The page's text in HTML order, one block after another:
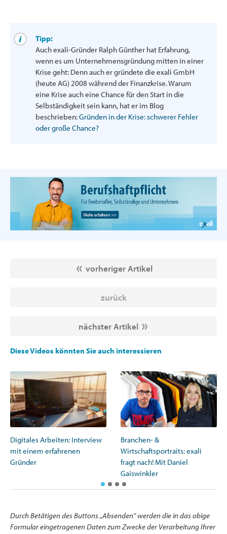
Tipp:
Auch exali-Gründer Ralph Günther hat Erfahrung,
wenn es um Unternehmensgründung mitten in einer
Krise geht: Denn auch er gründete die exali GmbH
(heute AG) 2008 während der Finanzkrise. Warum
eine Krise auch eine Chance für den Start in die
Selbständigkeit sein kann, hat er im Blog
beschrieben:Gründen in der Krise: schwerer Fehler
oder große Chance?
vorheriger Artikel
zurück
nächster Artikel
Diese Videos könnten Sie auch interessieren
Digitales Arbeiten: Interview
mit einem erfahrenen
Gründer
Branchen- &
Wirtschaftsportraits: exali
fragt nach! Mit Daniel
Gaiswinkler
Durch Betätigen des Buttons „Absenden“ werden die in das obige
Formular eingetragenen Daten zum Zwecke der Verarbeitung Ihrer